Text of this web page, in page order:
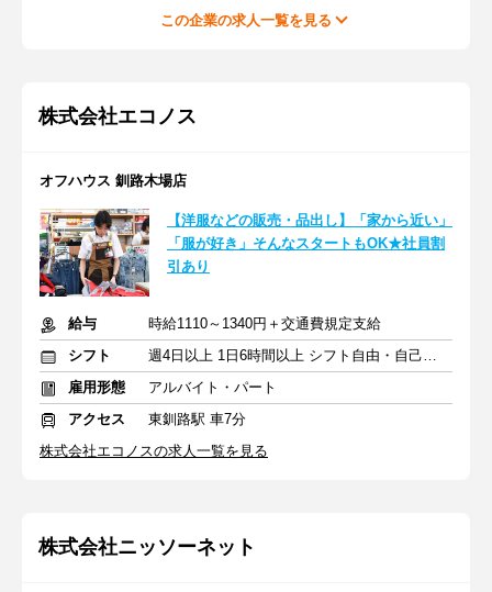
この企業の求人一覧を見る
株式会社エコノス
オフハウス 釧路木場店
【洋服などの販売・品出し】「家から近い」
「服が好き」そんなスタートもOK★社員割
引あり
給与
時給1110～1340円＋交通費規定支給
シフト
週4日以上 1日6時間以上 シフト自由・自己申告
雇用形態
アルバイト・パート
アクセス
東釧路駅 車7分
株式会社エコノスの求人一覧を見る
株式会社ニッソーネット